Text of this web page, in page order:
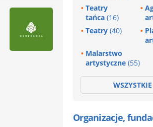
Teatry
tańca (16)
Teatry (40)
Malarstwo
artystyczne (55)
Organizacje,